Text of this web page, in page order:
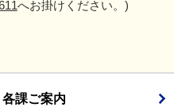
へお掛けください。)
各課ご案内